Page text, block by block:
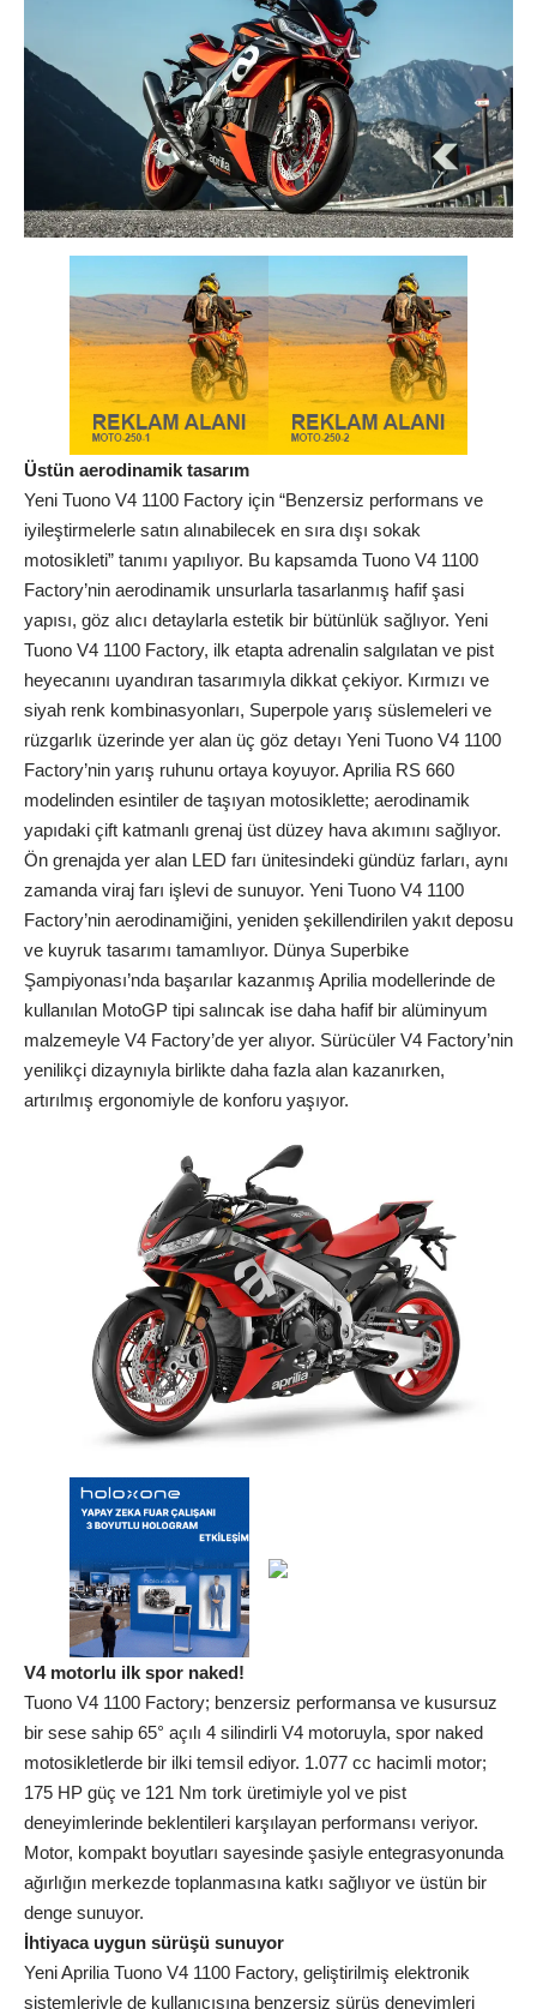
Üstün aerodinamik tasarım
Yeni Tuono V4 1100 Factory için “Benzersiz performans ve
iyileştirmelerle satın alınabilecek en sıra dışı sokak
motosikleti” tanımı yapılıyor. Bu kapsamda Tuono V4 1100
Factory’nin aerodinamik unsurlarla tasarlanmış hafif şasi
yapısı, göz alıcı detaylarla estetik bir bütünlük sağlıyor. Yeni
Tuono V4 1100 Factory, ilk etapta adrenalin salgılatan ve pist
heyecanını uyandıran tasarımıyla dikkat çekiyor. Kırmızı ve
siyah renk kombinasyonları, Superpole yarış süslemeleri ve
rüzgarlık üzerinde yer alan üç göz detayı Yeni Tuono V4 1100
Factory’nin yarış ruhunu ortaya koyuyor. Aprilia RS 660
modelinden esintiler de taşıyan motosiklette; aerodinamik
yapıdaki çift katmanlı grenaj üst düzey hava akımını sağlıyor.
Ön grenajda yer alan LED farı ünitesindeki gündüz farları, aynı
zamanda viraj farı işlevi de sunuyor. Yeni Tuono V4 1100
Factory’nin aerodinamiğini, yeniden şekillendirilen yakıt deposu
ve kuyruk tasarımı tamamlıyor. Dünya Superbike
Şampiyonası’nda başarılar kazanmış Aprilia modellerinde de
kullanılan MotoGP tipi salıncak ise daha hafif bir alüminyum
malzemeyle V4 Factory’de yer alıyor. Sürücüler V4 Factory’nin
yenilikçi dizaynıyla birlikte daha fazla alan kazanırken,
artırılmış ergonomiyle de konforu yaşıyor.
V4 motorlu ilk spor naked!
Tuono V4 1100 Factory; benzersiz performansa ve kusursuz
bir sese sahip 65° açılı 4 silindirli V4 motoruyla, spor naked
motosikletlerde bir ilki temsil ediyor. 1.077 cc hacimli motor;
175 HP güç ve 121 Nm tork üretimiyle yol ve pist
deneyimlerinde beklentileri karşılayan performansı veriyor.
Motor, kompakt boyutları sayesinde şasiyle entegrasyonunda
ağırlığın merkezde toplanmasına katkı sağlıyor ve üstün bir
denge sunuyor.
İhtiyaca uygun sürüşü sunuyor
Yeni Aprilia Tuono V4 1100 Factory, geliştirilmiş elektronik
sistemleriyle de kullanıcısına benzersiz sürüş deneyimleri